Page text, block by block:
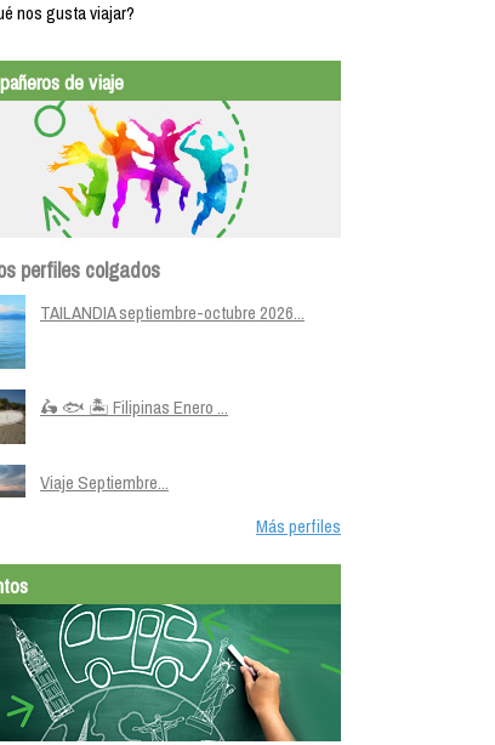
nos gusta viajar?
de viaje
perfiles colgados
TAILANDIA septiembre-octubre 2026...
🛵 🐟 🏝️ Filipinas Enero ...
Viaje Septiembre...
Más perfiles